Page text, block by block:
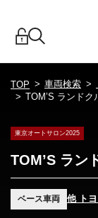
TOP 車両検索
TOM’S ランドク
東京オートサロン2025
TOM’S ラン
ベース車両 他 ト